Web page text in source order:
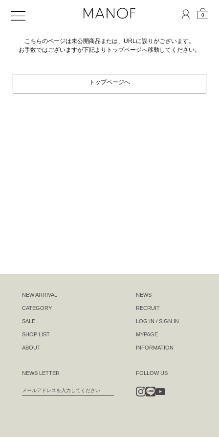
0
こちらのページは未公開商品または、URLに誤りがございます。
お手数ではございますが下記よりトップページへ移動してください。
トップページへ
NEW ARRIVAL
CATEGORY
SALE
SHOP LIST
ABOUT
NEWS LETTER
NEWS
RECRUIT
LOG IN / SIGN IN
MYPAGE
INFORMATION
FOLLOW US